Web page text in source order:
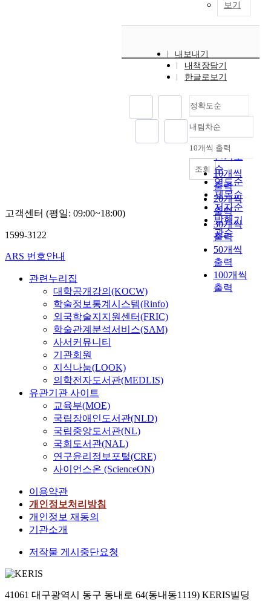
보기
내보내기
내책장담기
한글로보기
정확도순
정확도
순
인기도
순
연도순
제목순
저자순
발행기
관순
내림차순
내림차순
10개씩 출력
10개씩
출력
20개씩
출력
30개씩
출력
50개씩
출력
100개씩
출력
조회
고객센터 (평일: 09:00~18:00)
1599-3122
ARS 번호안내
관련누리집
대학공개강의(KOCW)
학술정보통계시스템(Rinfo)
외국학술지지원센터(FRIC)
학술관계분석서비스(SAM)
사서커뮤니티
기관회원
지식나눔(LOOK)
의학전자도서관(MEDLIS)
유관기관 사이트
교육부(MOE)
국립장애인도서관(NLD)
국립중앙도서관(NL)
국회도서관(NAL)
연구윤리정보포털(CRE)
사이언스온 (ScienceON)
이용약관
개인정보처리방침
개인정보 재동의
기관소개
저작물 게시중단요청
41061 대구광역시 동구 동내로 64(동내동1119) KERIS빌딩